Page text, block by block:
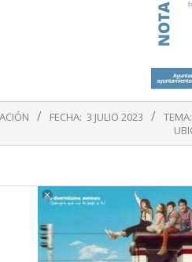
FECHA: 3 JULIO 2023 TEMA: